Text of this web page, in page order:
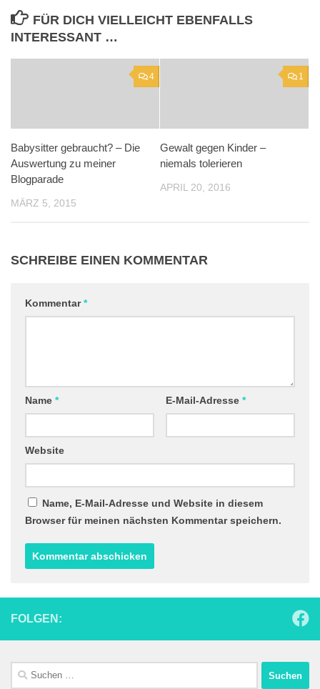
FÜR DICH VIELLEICHT EBENFALLS
INTERESSANT …
4
Babysitter gebraucht? – Die
Auswertung zu meiner
Blogparade
MÄRZ 5, 2015
1
Gewalt gegen Kinder –
niemals tolerieren
APRIL 20, 2016
SCHREIBE EINEN KOMMENTAR
Kommentar*
Name * E-Mail-Adresse *
Website
Name, E-Mail-Adresse und Website in diesem
Browser für meinen nächsten Kommentar speichern.
FOLGEN:
Suchen